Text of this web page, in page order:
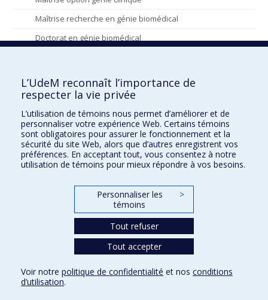
Maîtrise recherche en génie biomédical
Doctorat en génie biomédical
Projets et stages
Trouver un directeur de recherche
Demande d’admission
Bourses
Perspectives d’emploi
Confidentialité Conditions d’utilisation Paramètres des témoins
L’UdeM reconnaît l’importance de
respecter la vie privée
L’utilisation de témoins nous permet d’améliorer et de
personnaliser votre expérience Web. Certains témoins
sont obligatoires pour assurer le fonctionnement et la
sécurité du site Web, alors que d’autres enregistrent vos
préférences. En acceptant tout, vous consentez à notre
utilisation de témoins pour mieux répondre à vos besoins.
Personnaliser les
témoins
>
Tout refuser
Tout accepter
Voir notre politique de confidentialité et nos conditions
d’utilisation.